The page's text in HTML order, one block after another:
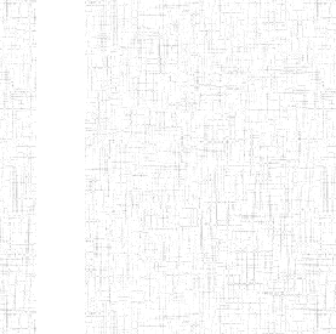
ENIEG BILINGUE
LA COURONNE
25/
ENIET BILINGUE
LA
PERFORMANCE
06/
ENIET PRIVEE
LES FERMIONS
25/